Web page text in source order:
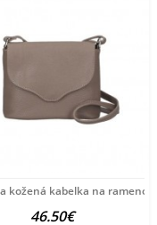
kožená kabelka na rameno
46.50€